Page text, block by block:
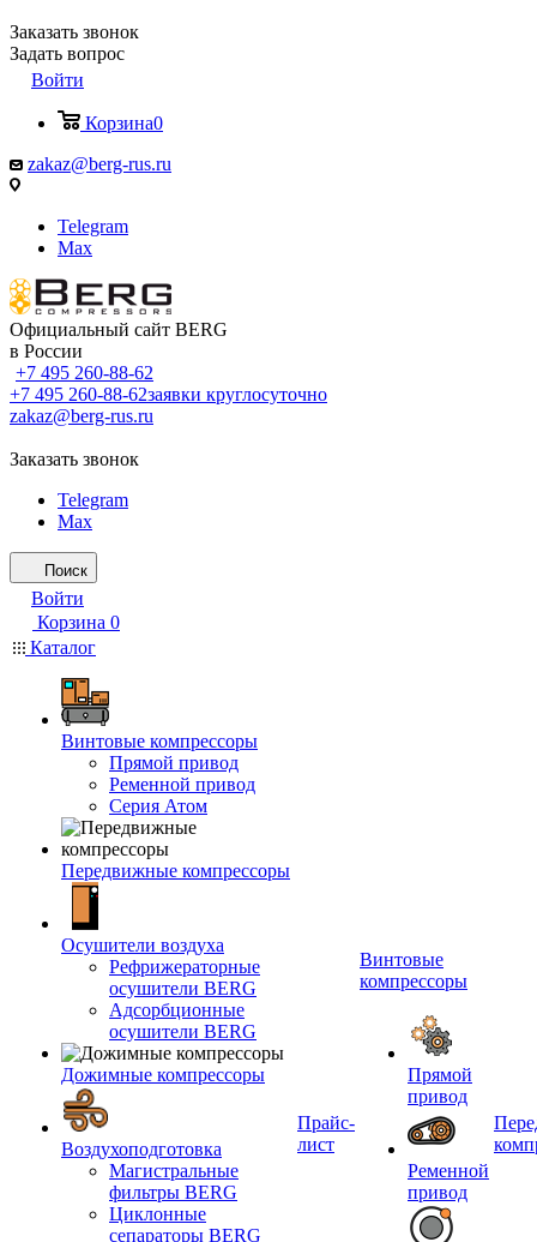
Заказать звонок
Задать вопрос
Войти
Корзина0
zakaz@berg-rus.ru
Telegram
Max
Официальный сайт BERG
в России
+7 495 260-88-62
+7 495 260-88-62заявки круглосуточно
zakaz@berg-rus.ru
Заказать звонок
Telegram
Max
Поиск
Войти
Корзина 0
Каталог
Винтовые компрессоры
Прямой привод
Ременной привод
Серия Атом
Передвижные компрессоры
Осушители воздуха
Рефрижераторные
осушители BERG
Адсорбционные
осушители BERG
Дожимные компрессоры
Воздухоподготовка
Магистральные
фильтры BERG
Циклонные
сепараторы BERG
Прайс-
лист
Винтовые
компрессоры
Прямой
привод
Ременной
привод